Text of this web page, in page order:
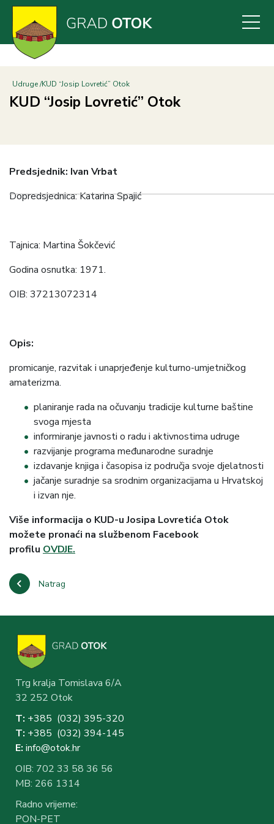
Skoči
glavni
sadržaj
Udruge KUD “Josip Lovretić” Otok
KUD “Josip Lovretić” Otok
Natrag
Predsjednik: Ivan Vrbat
Dopredsjednica: Katarina Spajić
Tajnica: Martina Šokčević
Godina osnutka: 1971.
OIB: 37213072314
Opis:
promicanje, razvitak i unaprjeđenje kulturno-umjetničkog
amaterizma.
planiranje rada na očuvanju tradicije kulturne baštine
svoga mjesta
informiranje javnosti o radu i aktivnostima udruge
razvijanje programa međunarodne suradnje
izdavanje knjiga i časopisa iz područja svoje djelatnosti
jačanje suradnje sa srodnim organizacijama u Hrvatskoj
i izvan nje.
Više informacija o KUD-u Josipa Lovretića Otok
možete pronaći na službenom Facebook
profilu OVDJE.
Trg kralja Tomislava 6/A
32 252 Otok
T: +385 (032) 395-320
T: +385 (032) 394-145
E: info@otok.hr
OIB: 702 33 58 36 56
MB: 266 1314
Radno vrijeme:
PON-PET